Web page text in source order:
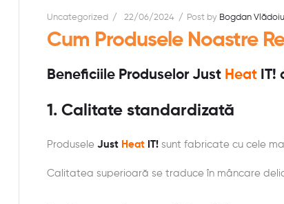
Uncategorized 22/06/2024 Post by Bogdan Vlădoiu
Cum Produsele Noastre
Beneficiile Produselor Just Heat IT!
1. Calitate standardizată
Produsele Just Heat IT! sunt fabricate cu cele
Calitatea superioară se traduce în mâncare